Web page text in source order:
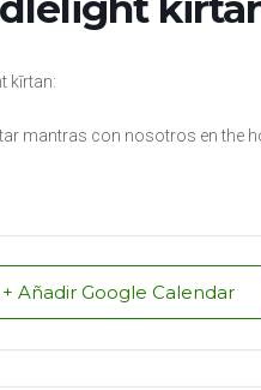
kīrtan:
mantras con nosotros en the
+ Añadir Google Calendar